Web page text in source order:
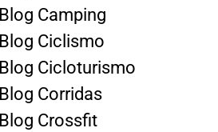
Blog Camping
Blog Ciclismo
Blog Cicloturismo
Blog Corridas
Blog Crossfit